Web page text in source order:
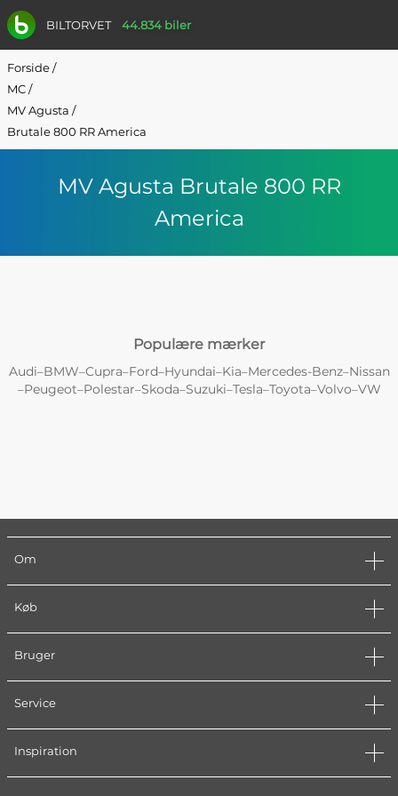
BILTORVET 44.834 biler
Forside/
MC/
MV Agusta /
Brutale 800 RR America
MV Agusta Brutale 800 RR
America
Populære mærker
Audi–BMW–Cupra–Ford–Hyundai–Kia–Mercedes-Benz–Nissan
–Peugeot–Polestar–Skoda–Suzuki–Tesla–Toyota–Volvo–VW
Om
Køb
Bruger
Service
Inspiration